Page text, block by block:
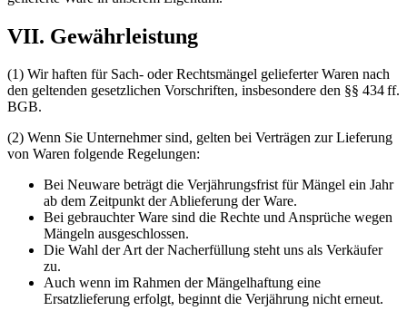
VII. Gewährleistung
(1) Wir haften für Sach- oder Rechtsmängel gelieferter Waren nach
den geltenden gesetzlichen Vorschriften, insbesondere den §§ 434 ff.
BGB.
(2) Wenn Sie Unternehmer sind, gelten bei Verträgen zur Lieferung
von Waren folgende Regelungen:
Bei Neuware beträgt die Verjährungsfrist für Mängel ein Jahr
ab dem Zeitpunkt der Ablieferung der Ware.
Bei gebrauchter Ware sind die Rechte und Ansprüche wegen
Mängeln ausgeschlossen.
Die Wahl der Art der Nacherfüllung steht uns als Verkäufer
zu.
Auch wenn im Rahmen der Mängelhaftung eine
Ersatzlieferung erfolgt, beginnt die Verjährung nicht erneut.